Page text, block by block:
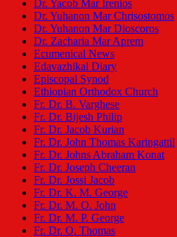
Dr. Yacob Mar Irenios
Dr. Yuhanon Mar Chrisostomos
Dr. Yuhanon Mar Dioscoros
Dr. Zacharia Mar Aprem
Ecumenical News
Edavazhikal Diary
Episcopal Synod
Ethiopian Orthodox Church
Fr. Dr. B. Varghese
Fr. Dr. Bijesh Philip
Fr. Dr. Jacob Kurian
Fr. Dr. John Thomas Karingattil
Fr. Dr. Johns Abraham Konat
Fr. Dr. Joseph Cheeran
Fr. Dr. Jossi Jacob
Fr. Dr. K. M. George
Fr. Dr. M. O. John
Fr. Dr. M. P. George
Fr. Dr. O. Thomas